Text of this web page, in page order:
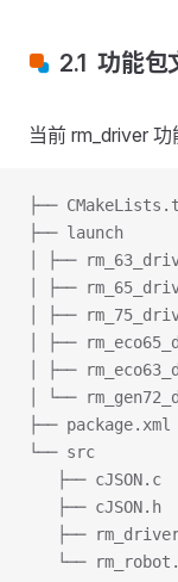
2.1 功能包
当前 rm_driver 功
├──
├── launch
│ ├──
│ ├──
│ ├──
│ ├──
│ ├──
│ └──
├── package.xml
└── src
├── cJSON.c
├── cJSON.h
├──
└──